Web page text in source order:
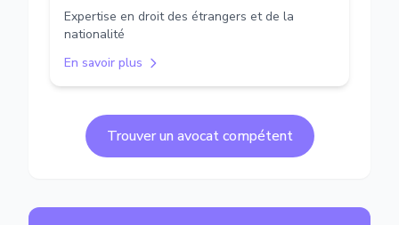
Expertise en droit des étrangers et de la
nationalité
En savoir plus
Trouver un avocat compétent